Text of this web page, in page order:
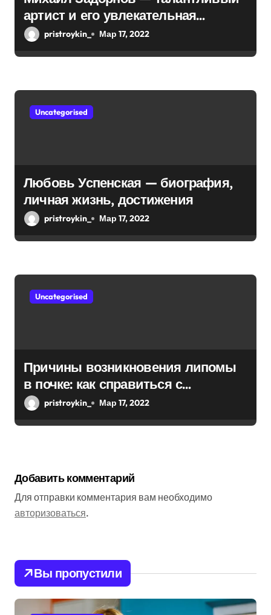
я
м
артист и его увлекательная
биография — выдающиеся
pristroykin_ Мар 17, 2022
Uncategorised
Любовь Успенская — биография,
личная жизнь, достижения
pristroykin_ Мар 17, 2022
Uncategorised
Причины возникновения липомы
в почке: как справиться с
болезнью
pristroykin_ Мар 17, 2022
Добавить комментарий
Для отправки комментария вам необходимо
авторизоваться.
Вы пропустили